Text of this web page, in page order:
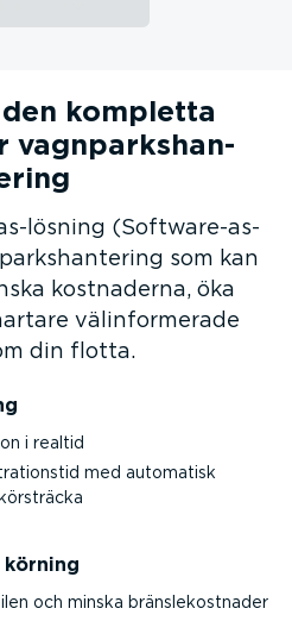
kompletta
vagnparks­han­
­lösning (Softwa­re-as-
som kan
kostnaderna, öka
välin­for­merade
din flotta.
i realtid
med automatisk
körning
och minska bräns­le­kost­nader